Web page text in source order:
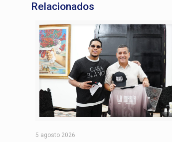
Relacionados
5 agosto 2026